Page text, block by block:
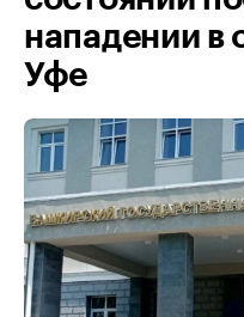
нападении в
Уфе